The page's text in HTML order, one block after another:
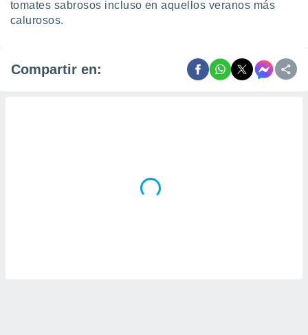
tomates sabrosos incluso en aquellos veranos más
calurosos.
Compartir en: